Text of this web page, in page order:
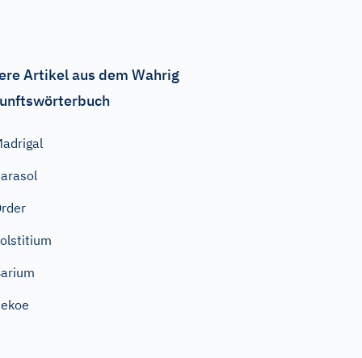
Artikel aus dem Wahrig